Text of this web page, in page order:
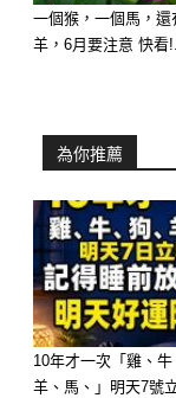
說到愛恨
天蠍對待感
人付出全
受任何形式
當你傷害
臉，甚至還
而在他的
一個猴，一個馬，還
羊，6月要注意 快看
為你推薦
10年才一次「雞、牛
羊、馬、」明天7號